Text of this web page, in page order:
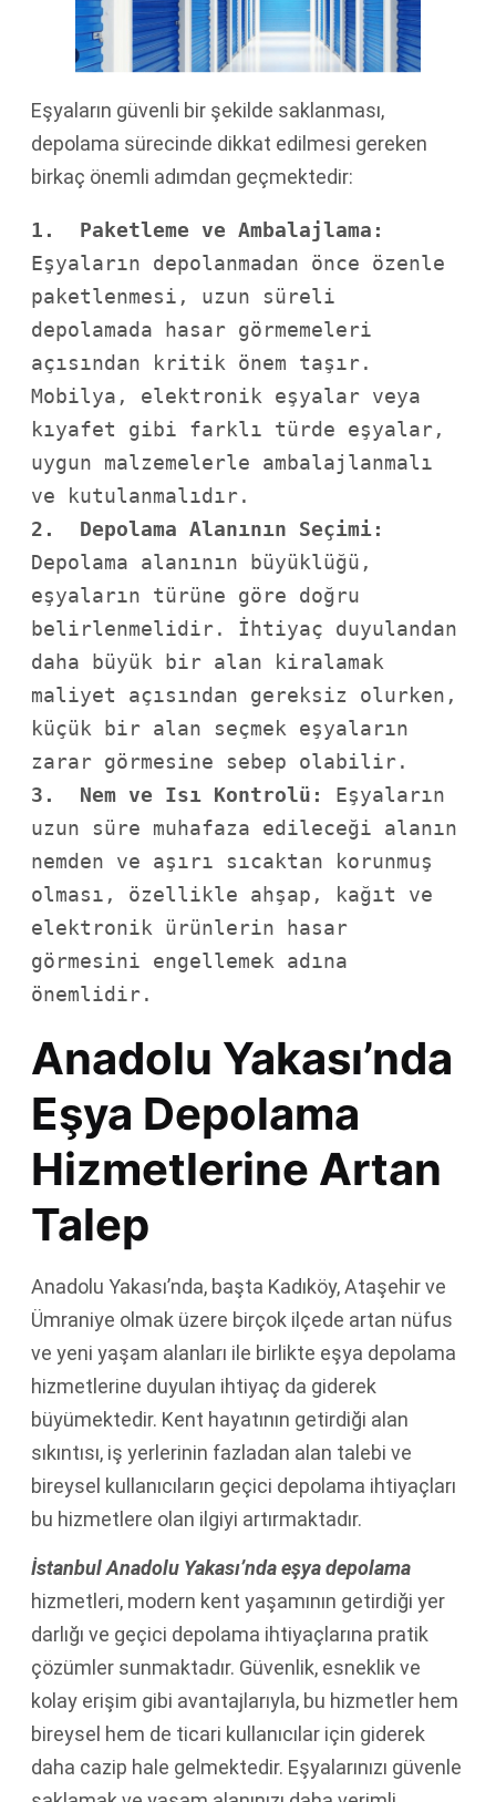
Eşyaların güvenli bir şekilde saklanması,
depolama sürecinde dikkat edilmesi gereken
birkaç önemli adımdan geçmektedir:
1.  Paketleme ve Ambalajlama:
Eşyaların depolanmadan önce özenle
paketlenmesi, uzun süreli
depolamada hasar görmemeleri
açısından kritik önem taşır.
Mobilya, elektronik eşyalar veya
kıyafet gibi farklı türde eşyalar,
uygun malzemelerle ambalajlanmalı
2.  Depolama Alanının Seçimi:
Depolama alanının büyüklüğü,
eşyaların türüne göre doğru
belirlenmelidir. İhtiyaç duyulandan
daha büyük bir alan kiralamak
maliyet açısından gereksiz olurken,
küçük bir alan seçmek eşyaların
3.  Nem ve Isı Kontrolü: Eşyaların
uzun süre muhafaza edileceği alanın
nemden ve aşırı sıcaktan korunmuş
olması, özellikle ahşap, kağıt ve
elektronik ürünlerin hasar
görmesini engellemek adına
önemlidir.
Anadolu Yakası’nda
Eşya Depolama
Hizmetlerine Artan
Talep
Anadolu Yakası’nda, başta Kadıköy, Ataşehir ve
Ümraniye olmak üzere birçok ilçede artan nüfus
ve yeni yaşam alanları ile birlikte eşya depolama
hizmetlerine duyulan ihtiyaç da giderek
büyümektedir. Kent hayatının getirdiği alan
sıkıntısı, iş yerlerinin fazladan alan talebi ve
bireysel kullanıcıların geçici depolama ihtiyaçları
bu hizmetlere olan ilgiyi artırmaktadır.
İstanbul Anadolu Yakası’nda eşya depolama
hizmetleri, modern kent yaşamının getirdiği yer
darlığı ve geçici depolama ihtiyaçlarına pratik
çözümler sunmaktadır. Güvenlik, esneklik ve
kolay erişim gibi avantajlarıyla, bu hizmetler hem
bireysel hem de ticari kullanıcılar için giderek
daha cazip hale gelmektedir. Eşyalarınızı güvenle